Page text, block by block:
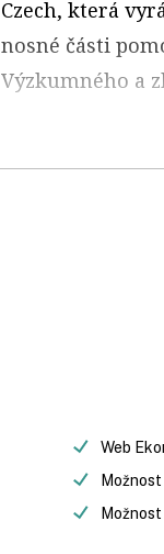
Czech, která
nosné části
Výzkumného a
Web
Možnost